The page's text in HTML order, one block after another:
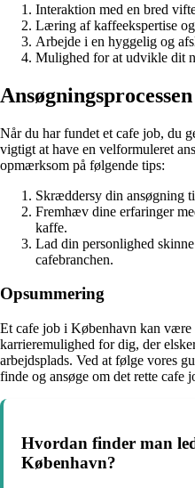
Interaktion med en bred
Læring af kaffeekspertise
Arbejde i en hyggelig og
Mulighed for at udvikle dit
Ansøgningsprocessen
Når du har fundet et cafe job, du
vigtigt at have en velformuleret
opmærksom på følgende tips:
Skræddersy din ansøgning
Fremhæv dine erfaringer
kaffe.
Lad din personlighed
cafebranchen.
Opsummering
Et cafe job i København kan være
karrieremulighed for dig, der
arbejdsplads. Ved at følge vores
finde og ansøge om det rette
Hvordan finder man
København?